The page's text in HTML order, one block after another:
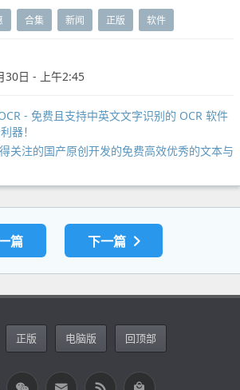
合集 新闻 正版 软件
30日 - 上午2:45
- 免费且支持中英文文字识别的 OCR 软件
器！
关注的国产原创开发的免费高效优秀的文本与
篇 下一篇
正版 电脑版 回顶部